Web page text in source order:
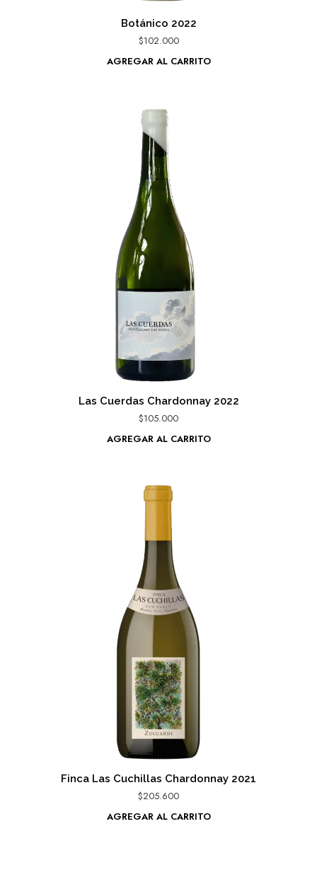
Botánico 2022
$102.000
AGREGAR AL CARRITO
Las Cuerdas Chardonnay 2022
$105.000
AGREGAR AL CARRITO
Finca Las Cuchillas Chardonnay 2021
$205.600
AGREGAR AL CARRITO